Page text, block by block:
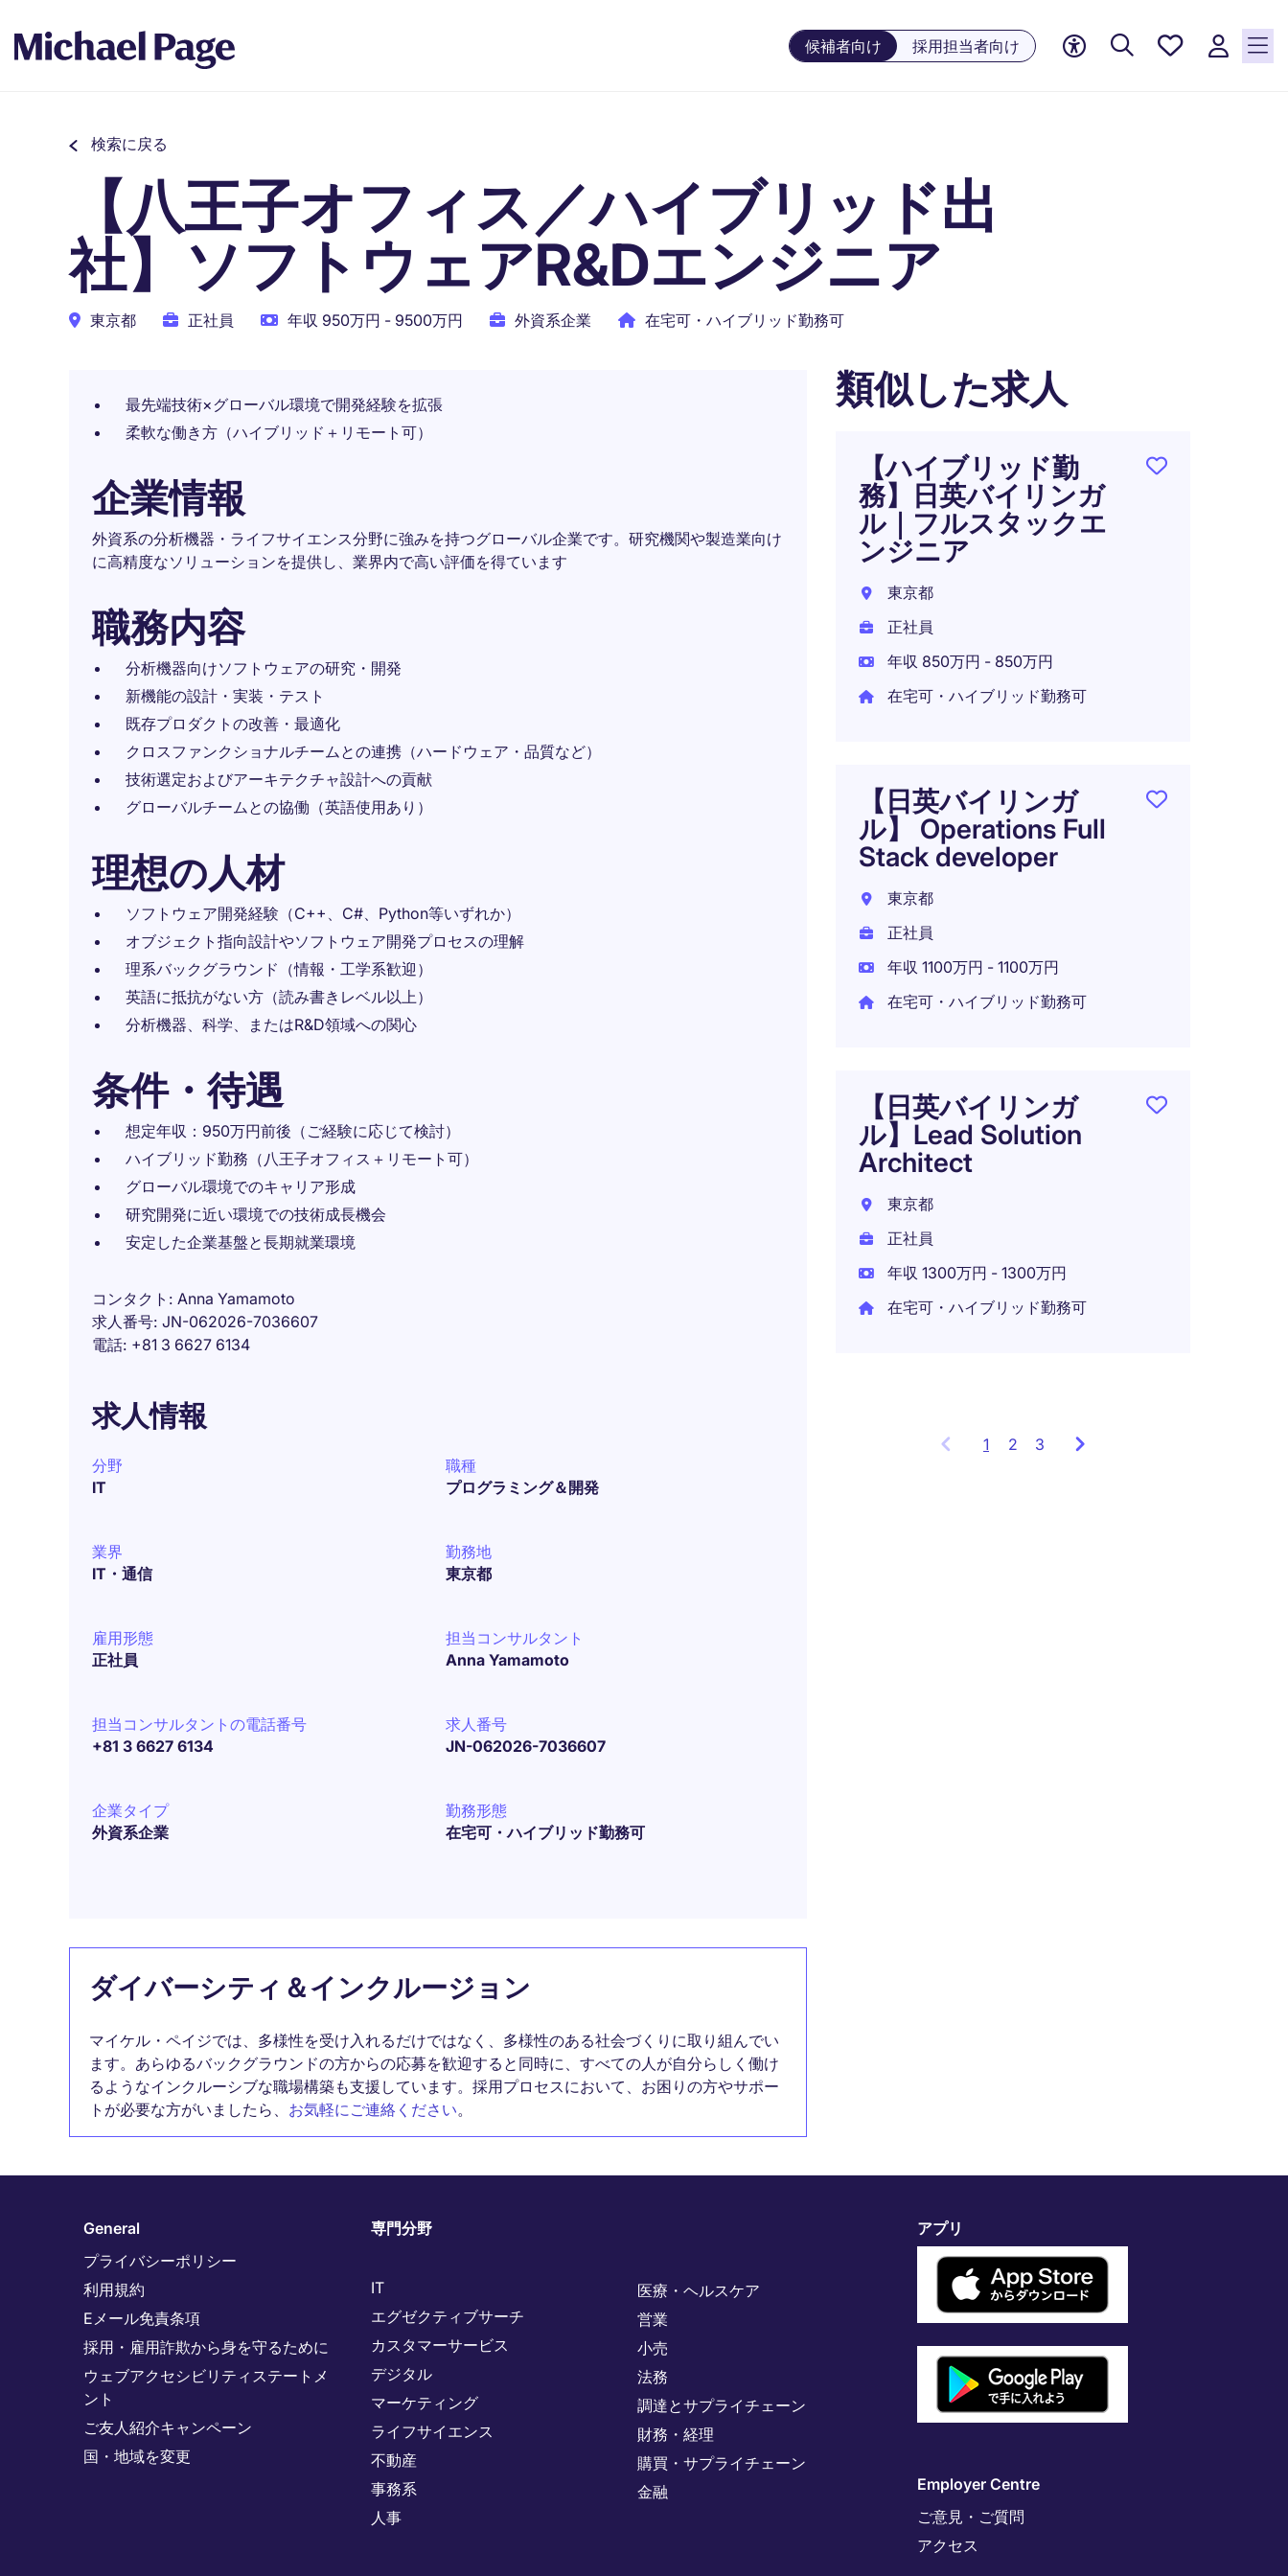
候補者向け 採用担当者向け
お気に
検索に戻る
【八王子オフィス／ハイブリッド出
社】ソフトウェアR&Dエンジニア
東京都 正社員 年収 950万円 - 9500万円 外資系企業 在宅可・ハイブリッド勤務可
最先端技術×グローバル環境で開発経験を拡張
柔軟な働き方（ハイブリッド＋リモート可）
企業情報
外資系の分析機器・ライフサイエンス分野に強みを持つグローバル企業です。研究機関や製造業向け
に高精度なソリューションを提供し、業界内で高い評価を得ています
職務内容
分析機器向けソフトウェアの研究・開発
新機能の設計・実装・テスト
既存プロダクトの改善・最適化
クロスファンクショナルチームとの連携（ハードウェア・品質など）
技術選定およびアーキテクチャ設計への貢献
グローバルチームとの協働（英語使用あり）
理想の人材
ソフトウェア開発経験（C++、C#、Python等いずれか）
オブジェクト指向設計やソフトウェア開発プロセスの理解
理系バックグラウンド（情報・工学系歓迎）
英語に抵抗がない方（読み書きレベル以上）
分析機器、科学、またはR&D領域への関心
条件・待遇
想定年収：950万円前後（ご経験に応じて検討）
ハイブリッド勤務（八王子オフィス＋リモート可）
グローバル環境でのキャリア形成
研究開発に近い環境での技術成長機会
安定した企業基盤と長期就業環境
コンタクト
Anna Yamamoto
求人番号 JN-062026-7036607
電話 +81 3 6627 6134
求人情報
分野
IT
職種
プログラミング＆開発
業界
IT・通信
勤務地
東京都
雇用形態
正社員
担当コンサルタント
Anna Yamamoto
担当コンサルタントの電話番号
+81 3 6627 6134
求人番号
JN-062026-7036607
企業タイプ
外資系企業
勤務形態
在宅可・ハイブリッド勤務可
ダイバーシティ＆インクルージョン
マイケル・ペイジでは、多様性を受け入れるだけではなく、多様性のある社会づくりに取り組んでい
ます。あらゆるバックグラウンドの方からの応募を歓迎すると同時に、すべての人が自分らしく働け
るようなインクルーシブな職場構築も支援しています。採用プロセスにおいて、お困りの方やサポー
トが必要な方がいましたら、 お気軽にご連絡ください。
類似した求人
【ハイブリッド勤
務】日英バイリンガ
ル｜フルスタックエ
ンジニア
東京都
正社員
年収 850万円 - 850万円
在宅可・ハイブリッド勤務可
【日英バイリンガ
ル】 Operations Full
Stack developer
東京都
正社員
年収 1100万円 - 1100万円
在宅可・ハイブリッド勤務可
【日英バイリンガ
ル】Lead Solution
Architect
東京都
正社員
年収 1300万円 - 1300万円
在宅可・ハイブリッド勤務可
1 Showing
2 3
General
プライバシーポリシー
利用規約
Eメール免責条項
採用・雇用詐欺から身を守るために
ウェブアクセシビリティステートメ
ント
ご友人紹介キャンペーン
国・地域を変更
専門分野
IT
エグゼクティブサーチ
カスタマーサービス
デジタル
マーケティング
ライフサイエンス
不動産
事務系
人事
医療・ヘルスケア
営業
小売
法務
調達とサプライチェーン
財務・経理
購買・サプライチェーン
金融
アプリ
Employer Centre
ご意見・ご質問
アクセス